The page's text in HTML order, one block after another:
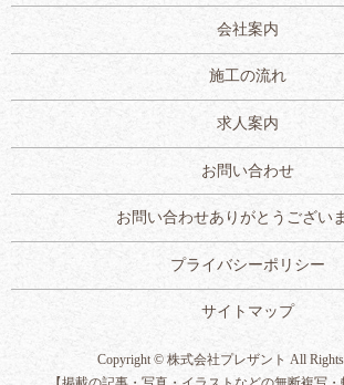
会社案内
施工の流れ
求人案内
お問い合わせ
お問い合わせありがとうござい
プライバシーポリシー
サイトマップ
Copyright © 株式会社プレザント All Rights